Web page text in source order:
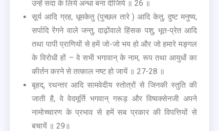
उन्हें सदा के लिये अन्धा बना दीजिये ॥ 26 ॥
सूर्य आदि ग्रह, धूमकेतु (पुच्छल तारे ) आदि केतु, दुष्ट मनुष्य,
सर्पादि रेंगने वाले जन्तु, दाढ़ोंवाले हिंसक पशु, भूत-प्रेत आदि
तथा पापी प्राणियों से हमें जो-जो भय हो और जो हमारे मङ्गल
के विरोधी हों – वे सभी भगावान् के नाम, रूप तथा आयुधों का
कीर्तन करने से तत्काल नष्ट हो जायें ॥ 27-28 ॥
बृहद्, रथन्तर आदि सामवेदीय स्तोत्रों से जिनकी स्तुति की
जाती है, वे वेदमूर्ति भगवान् गरूड़ और विष्वक्सेनजी अपने
नामोच्चारण के प्रभाव से हमें सब प्रकार की विपत्तियों से
बचायें ॥ 29॥